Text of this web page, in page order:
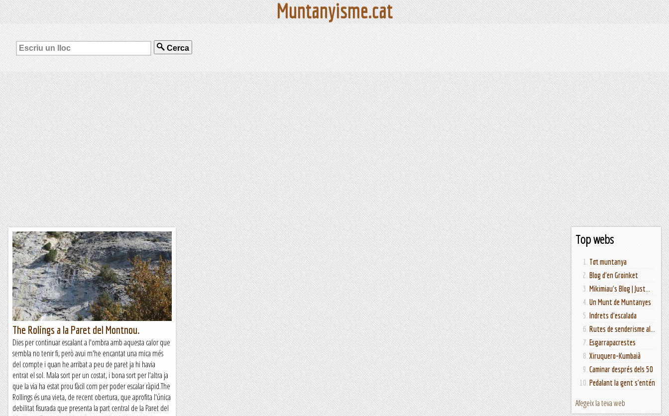
Muntanyisme.cat
Cerca
Top webs
Tot muntanya
Blog d'en Groinket
Mikimiau's Blog | Just...
Un Munt de Muntanyes
Indrets d'escalada
Rutes de senderisme al...
Esgarrapacrestes
Xiruquero-Kumbaià
Caminar després dels 50
Pedalant la gent s'entén
Afegeix la teva web
The Rolings a la Paret del Montnou.
Dies per continuar escalant a l'ombra amb aquesta calor que
sembla no tenir fi, però avui m'he encantat una mica més
del compte i quan he arribat a peu de paret ja hi havia
entrat el sol. Mala sort per un costat, i bona sort per l'altra ja
que la via ha estat prou fàcil com per poder escalar ràpid.The
Rollings és una vieta, de recent obertura, que aprofita l'única
debilitat fisurada que presenta la part central de la Paret del